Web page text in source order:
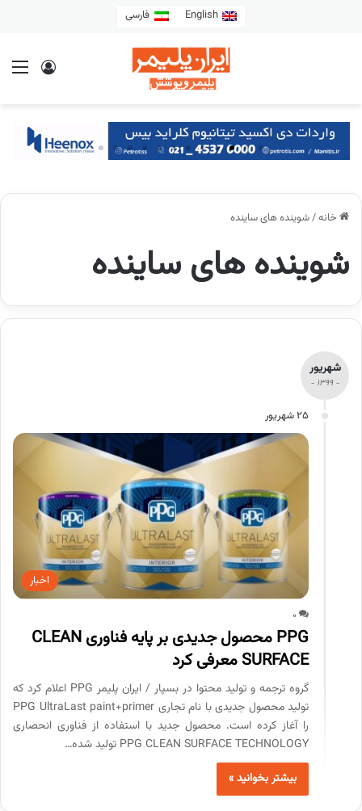
English فارسی
خانه/شوینده های ساینده
شوینده های ساینده
شهریور
- 1399 -
25 شهریور
اخبار
0
PPG محصول جدیدی بر پایه فناوری CLEAN
SURFACE معرفی کرد
گروه ترجمه و تولید محتوا در بسپار / ایران پلیمر PPG اعلام کرد که
تولید محصول جدیدی با نام تجاری PPG UltraLast paint+primer
را آغاز کرده است. محصول جدید با استفاده از فناوری انحصاری
PPG CLEAN SURFACE TECHNOLOGY تولید شده…
بیشتر بخوانید »